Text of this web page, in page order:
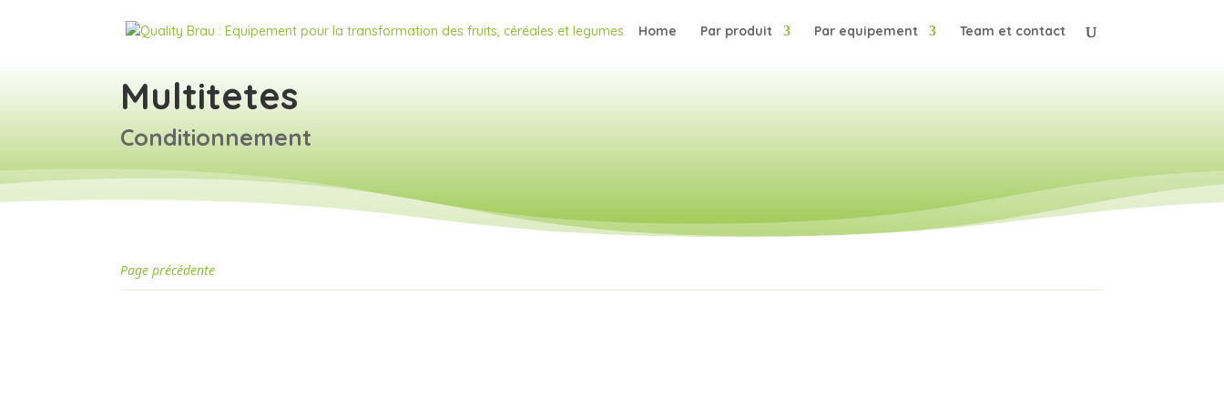
Home Par produit Par equipement Team et contact
Multitetes
Conditionnement
Page précédente